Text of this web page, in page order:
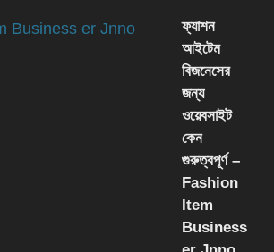
ফ্যাশন
আইটেম
বিজনেসের
জন্য
ওয়েবসাইট
কেন
গুরুত্বপূর্ণ –
Fashion
Item
Business